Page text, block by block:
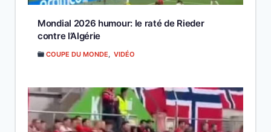
Mondial 2026 humour: le raté de Rieder
contre l’Algérie
COUPE DU MONDE, VIDÉO